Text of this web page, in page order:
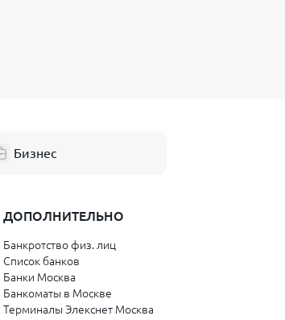
Бизнес
ДОПОЛНИТЕЛЬНО
Банкротство физ. лиц
Список банков
Банки Москва
Банкоматы в Москве
Терминалы Элекснет Москва